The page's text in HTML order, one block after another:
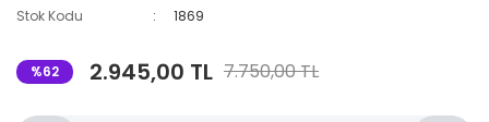
Stok Kodu
1869
%62 2.945,00 TL 7.750,00 TL